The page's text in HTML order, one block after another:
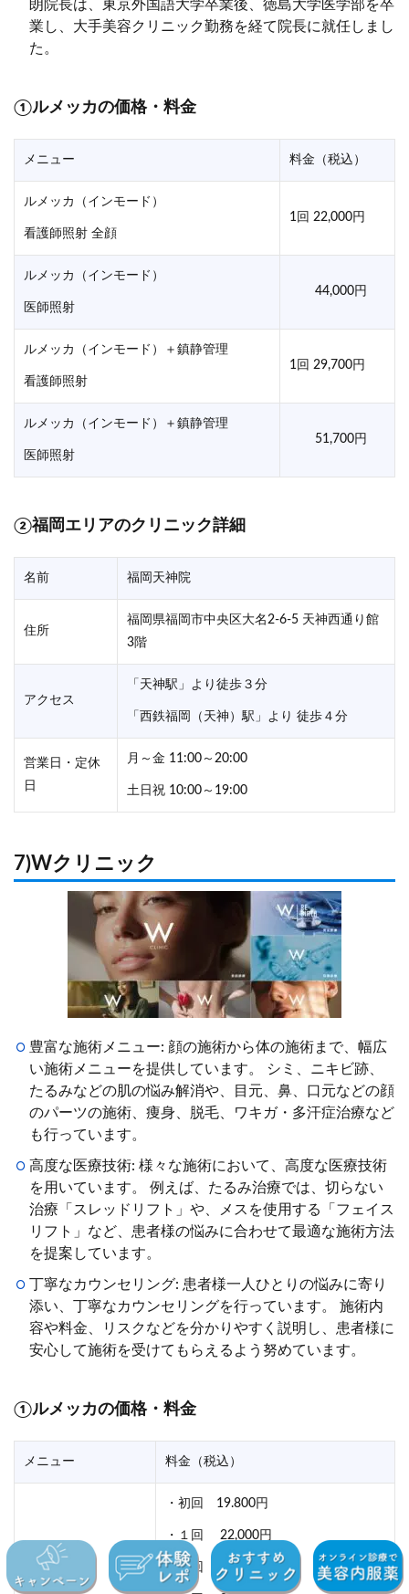
朗院長は、東京外国語大学卒業後、徳島大学医学部を卒
業し、大手美容クリニック勤務を経て院長に就任しまし
た。
①ルメッカの価格・料金
メニュー 料金（税込）
ルメッカ（インモード）
看護師照射 全顔
1回 22,000円
ルメッカ（インモード）
医師照射
44,000円
ルメッカ（インモード）＋鎮静管理
看護師照射
1回 29,700円
ルメッカ（インモード）＋鎮静管理
医師照射
51,700円
②福岡エリアのクリニック詳細
名前 福岡天神院
住所
福岡県福岡市中央区大名2-6-5 天神西通り館
3階
アクセス
「天神駅」より徒歩３分
「西鉄福岡（天神）駅」より 徒歩４分
営業日・定休
日
月～金 11:00～20:00
土日祝 10:00～19:00
7)Wクリニック
豊富な施術メニュー: 顔の施術から体の施術まで、幅広
い施術メニューを提供しています。 シミ、ニキビ跡、
たるみなどの肌の悩み解消や、目元、鼻、口元などの顔
のパーツの施術、痩身、脱毛、ワキガ・多汗症治療など
も行っています。
高度な医療技術: 様々な施術において、高度な医療技術
を用いています。 例えば、たるみ治療では、切らない
治療「スレッドリフト」や、メスを使用する「フェイス
リフト」など、患者様の悩みに合わせて最適な施術方法
を提案しています。
丁寧なカウンセリング: 患者様一人ひとりの悩みに寄り
添い、丁寧なカウンセリングを行っています。 施術内
容や料金、リスクなどを分かりやすく説明し、患者様に
安心して施術を受けてもらえるよう努めています。
①ルメッカの価格・料金
メニュー 料金（税込）
IPL光治療
・初回 19.800円
・１回 22,000円
・３回 62.700円